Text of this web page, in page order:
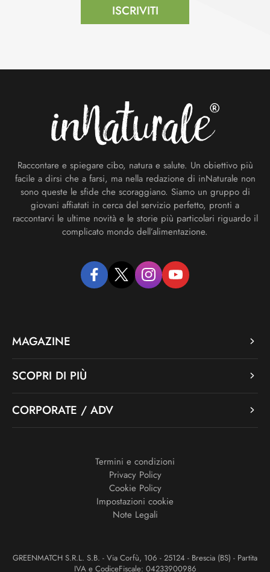
ISCRIVITI
Raccontare e spiegare cibo, natura e salute. Un obiettivo più
facile a dirsi che a farsi, ma nella redazione di inNaturale non
sono queste le sfide che scoraggiano. Siamo un gruppo di
giovani affiatati in cerca del servizio perfetto, pronti a
raccontarvi le ultime novità e le storie più particolari riguardo il
complicato mondo dell’alimentazione.
facebooktwitter instagramyoutube
MAGAZINE
SCOPRI DI PIÙ
CORPORATE / ADV
Termini e condizioni
Privacy Policy
Cookie Policy
Impostazioni cookie
Note Legali
GREENMATCH S.R.L. S.B. - Via Corfù, 106 - 25124 - Brescia (BS) - Partita
IVA e CodiceFiscale: 04233900986